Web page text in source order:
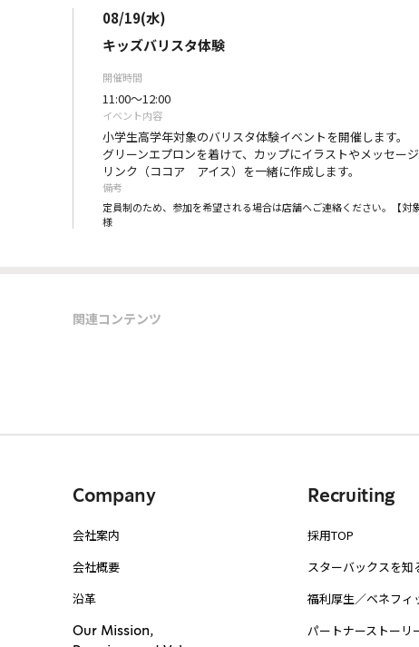
08/19(水)
キッズバリスタ体験
開催時間
11:00～12:00
イベント内容
小学生高学年対象のバリスタ体験イベントを開催します。
グリーンエプロンを着けて、カップにイラストやメッセー
リンク（ココア アイス）を一緒に作成します。
備考
定員制のため、参加を希望される場合は店舗へご連絡ください。【対
様
関連コンテンツ
Company
会社案内
会社概要
沿革
Our Mission,
Recruiting
採用TOP
スターバックスを知
福利厚生／ベネフィ
パートナーストーリ